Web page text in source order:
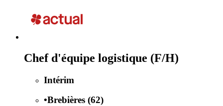
Chef d'équipe logistique (F/H)
Intérim
•Brebières (62)